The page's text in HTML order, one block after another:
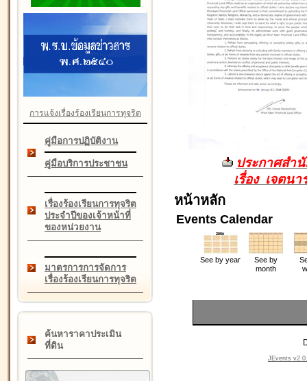
การแจ้งเรื่องร้องเรียนการทุจริต
คู่มือการปฏิบัติงาน
คู่มือบริการประชาชน
เรื่องร้องเรียนการทุจริต
ประจำปีของเจ้าหน้าที่
ของหน่วยงาน
มาตรการการจัดการ
เรื่องร้องเรียนการทุจริต
ค้นหาราคาประเมิน
ที่ดิน
ประกาศสำ
เรื่อง เจตน
หน้าหลัก
Events Calendar
See by year
See by
month
JEvents